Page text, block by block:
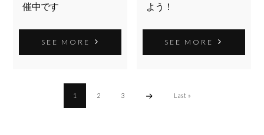
催中です
SEE MORE
よう！
SEE MORE
1 2 3 Last »